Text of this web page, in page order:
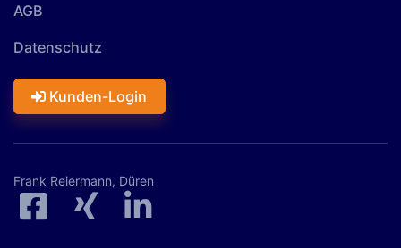
AGB
Datenschutz
Kunden-Login
Frank Reiermann, Düren